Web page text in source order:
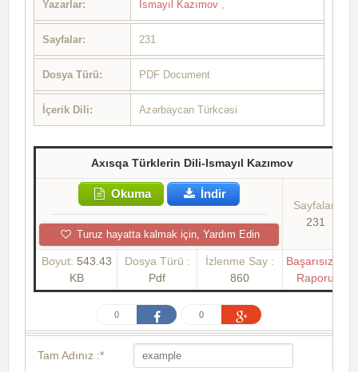
Yazarlar: Ismayıl Kazımov
Sayfalar: 231
Dosya Türü: PDF Document
İçerik Dili: Azərbaycan Türkcəsi
Axısqa Türklerin Dili-Ismayıl Kazımov
Okuma İndir
Turuz hayatta kalmak için, Yardım Edin
Sayfalar:
231
Boyut: 543.43
KB
Dosya Türü :
Pdf
İzlenme Say :
860
Başarısızlık
Raporu
0 0
Tam Adınız :*